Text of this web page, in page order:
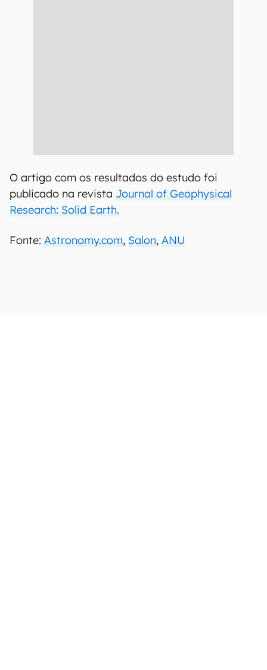
O artigo com os resultados do estudo foi
publicado na revista Journal of Geophysical
Research: Solid Earth.
Fonte: Astronomy.com, Salon, ANU